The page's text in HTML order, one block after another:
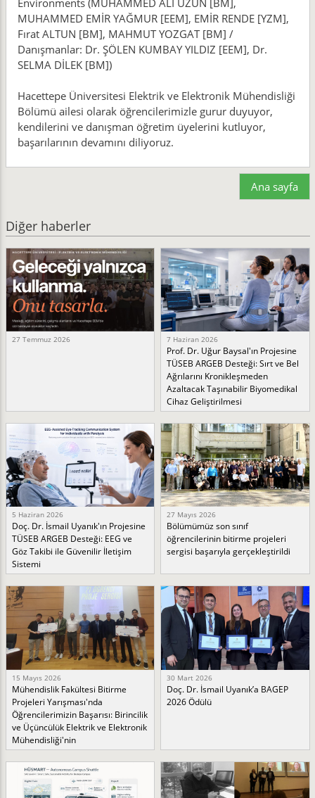
Environments (MUHAMMED ALİ UZUN [BM],
MUHAMMED EMİR YAĞMUR [EEM], EMİR RENDE [YZM],
Fırat ALTUN [BM], MAHMUT YOZGAT [BM] /
Danışmanlar: Dr. ŞÖLEN KUMBAY YILDIZ [EEM], Dr.
SELMA DİLEK [BM])
Hacettepe Üniversitesi Elektrik ve Elektronik Mühendisliği
Bölümü ailesi olarak öğrencilerimizle gurur duyuyor,
kendilerini ve danışman öğretim üyelerini kutluyor,
başarılarının devamını diliyoruz.
Ana sayfa
Diğer haberler
27 Temmuz 2026 7 Haziran 2026
Prof. Dr. Uğur Baysal'ın Projesine
TÜSEB ARGEB Desteği: Sırt ve Bel
Ağrılarını Kronikleşmeden
Azaltacak Taşınabilir Biyomedikal
Cihaz Geliştirilmesi
5 Haziran 2026
Doç. Dr. İsmail Uyanık'ın Projesine
TÜSEB ARGEB Desteği: EEG ve
Göz Takibi ile Güvenilir İletişim
Sistemi
27 Mayıs 2026
Bölümümüz son sınıf
öğrencilerinin bitirme projeleri
sergisi başarıyla gerçekleştirildi
15 Mayıs 2026
Mühendislik Fakültesi Bitirme
Projeleri Yarışması'nda
Öğrencilerimizin Başarısı: Birincilik
ve Üçüncülük Elektrik ve Elektronik
Mühendisliği'nin
30 Mart 2026
Doç. Dr. İsmail Uyanık’a BAGEP
2026 Ödülü